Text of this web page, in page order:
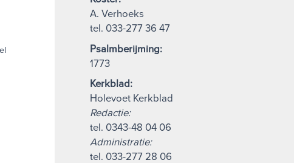
A. Verhoeks
tel. 033-277 36 47
Psalmberijming:
1773
Kerkblad:
Holevoet Kerkblad
Redactie:
tel. 0343-48 04 06
Administratie:
tel. 033-277 28 06